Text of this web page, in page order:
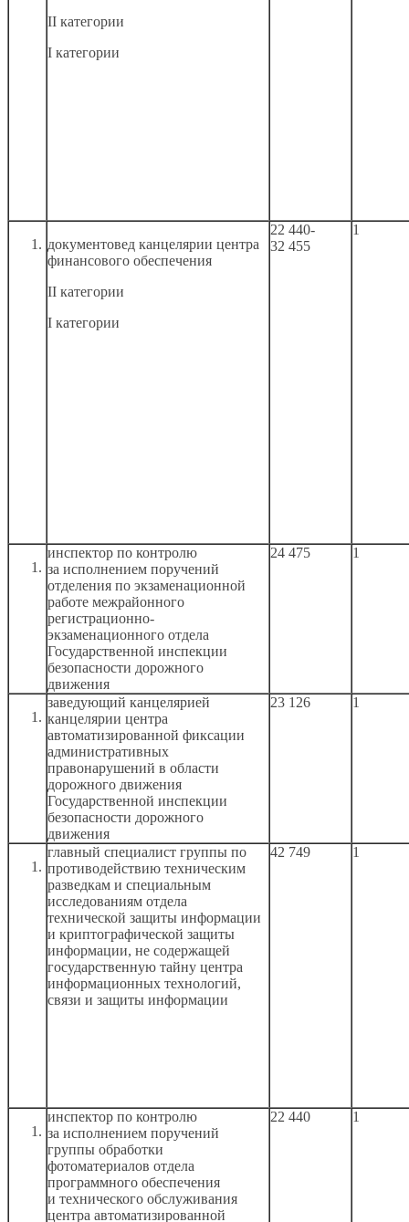
II категории
I категории
документовед канцелярии центра
финансового обеспечения
II категории
I категории
22 440-
32 455
1
инспектор по контролю
за исполнением поручений
отделения по экзаменационной
работе межрайонного
регистрационно-
экзаменационного отдела
Государственной инспекции
безопасности дорожного
движения
24 475 1
заведующий канцелярией
канцелярии центра
автоматизированной фиксации
административных
правонарушений в области
дорожного движения
Государственной инспекции
безопасности дорожного
движения
23 126 1
главный специалист группы по
противодействию техническим
разведкам и специальным
исследованиям отдела
технической защиты информации
и криптографической защиты
информации, не содержащей
государственную тайну центра
информационных технологий,
связи и защиты информации
42 749 1
инспектор по контролю
за исполнением поручений
группы обработки
фотоматериалов отдела
программного обеспечения
и технического обслуживания
центра автоматизированной
22 440 1